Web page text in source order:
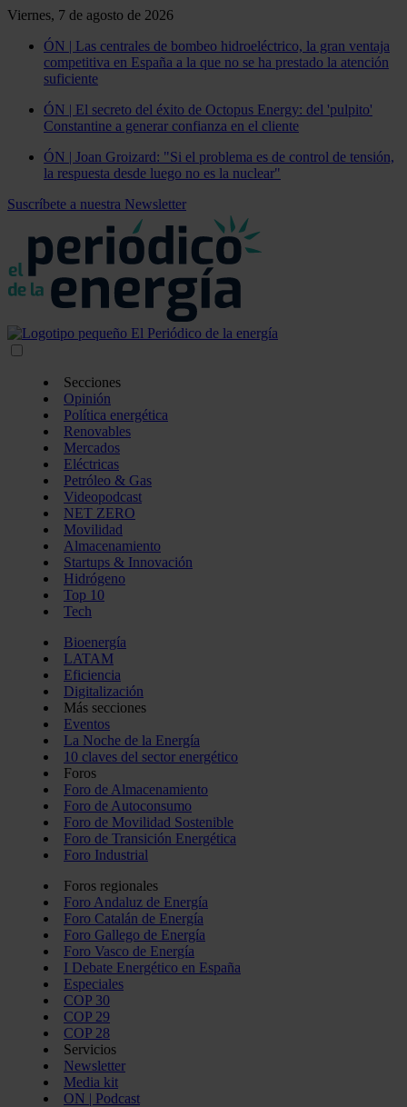
Viernes, 7 de agosto de 2026
ÓN | Las centrales de bombeo hidroeléctrico, la gran ventaja
competitiva en España a la que no se ha prestado la atención
suficiente
ÓN | El secreto del éxito de Octopus Energy: del 'pulpito'
Constantine a generar confianza en el cliente
ÓN | Joan Groizard: "Si el problema es de control de tensión,
la respuesta desde luego no es la nuclear"
Suscríbete a nuestra Newsletter
Secciones
Opinión
Política energética
Renovables
Mercados
Eléctricas
Petróleo & Gas
Videopodcast
NET ZERO
Movilidad
Almacenamiento
Startups & Innovación
Hidrógeno
Top 10
Tech
Bioenergía
LATAM
Eficiencia
Digitalización
Más secciones
Eventos
La Noche de la Energía
10 claves del sector energético
Foros
Foro de Almacenamiento
Foro de Autoconsumo
Foro de Movilidad Sostenible
Foro de Transición Energética
Foro Industrial
Foros regionales
Foro Andaluz de Energía
Foro Catalán de Energía
Foro Gallego de Energía
Foro Vasco de Energía
I Debate Energético en España
Especiales
COP 30
COP 29
COP 28
Servicios
Newsletter
Media kit
ON | Podcast